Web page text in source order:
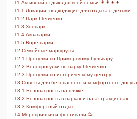
11 Активный отдых для всей семьи 👨‍👩‍👧‍👦
11.1 Локации, подходящие для отдыха с детьми
11.2 Парк Шевченко
11.3 Зоопарк
11.4 Аквапарки
11.5 Rope-парки
12 Семейные маршруты
12.1 Прогулки по Приморскому бульвару
12.2 Велопрогулки по парку Шевченко
12.3 Прогулки по историческому центру
13 Советы для безопасного и комфортного досуга
13.1 Безопасность на пляже
13.2 Безопасность в парках и на аттракционах
13.3 Комфортный отдых
14 Мероприятия и фестивали 🥳